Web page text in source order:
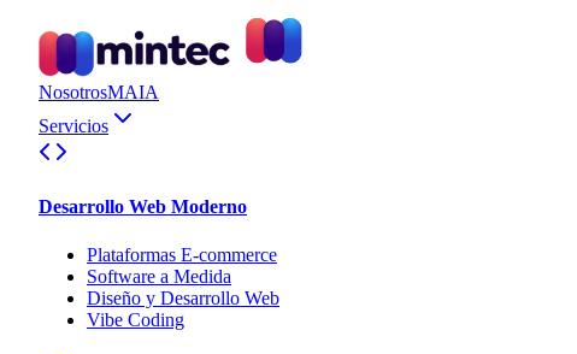
NosotrosMAIA
Servicios
Desarrollo Web Moderno
Plataformas E-commerce
Software a Medida
Diseño y Desarrollo Web
Vibe Coding